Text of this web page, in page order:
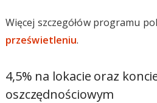
Więcej szczegółów programu
prześwietleniu.
4,5% na lokacie oraz
oszczędnościowym